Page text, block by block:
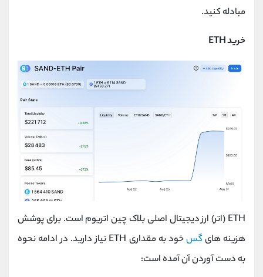
مبادله کنید.
خرید ETH
ETH (اتر) ارز دیجیتال اصلی بلاک چین اتریوم است. برای پوشش
هزینه هایگس
خود به مقداری ETH نیاز دارید. در ادامه نحوه
به دست آوردن آن آمده است: